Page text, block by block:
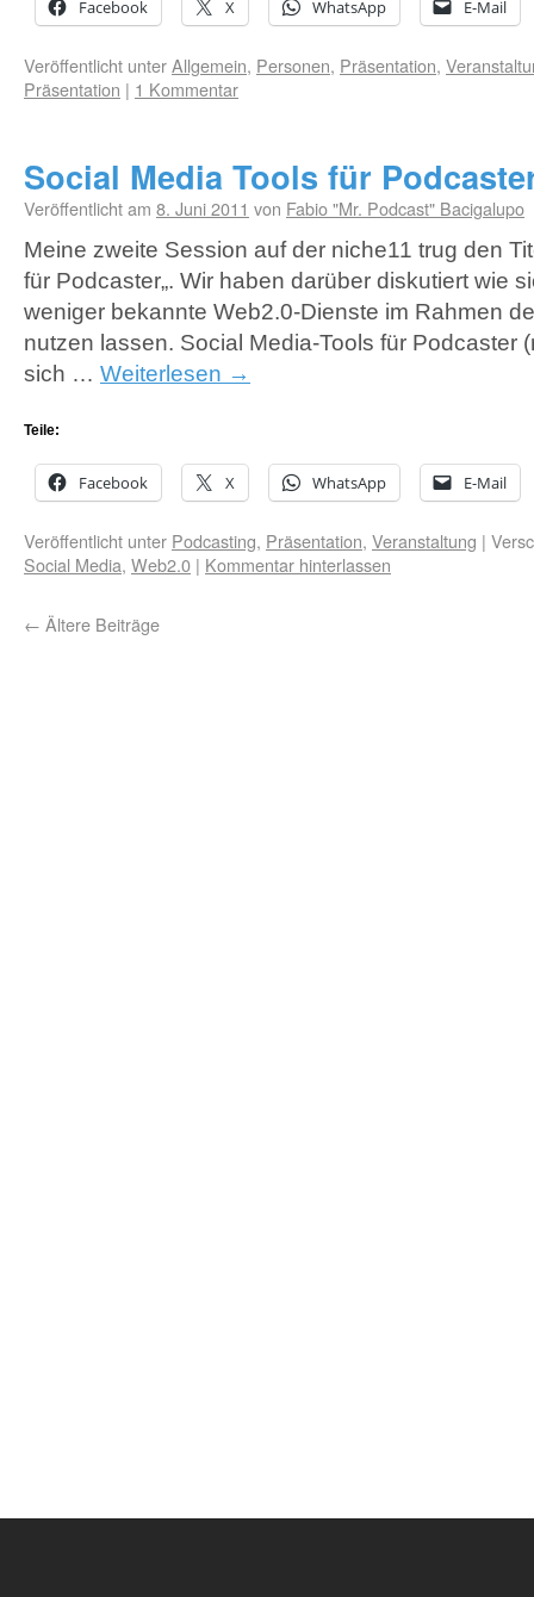
Facebook X WhatsApp E-Mail
Veröffentlicht unterAllgemein, Personen, Präsentation,
Präsentation | 1 Kommentar
Social Media Tools für
Veröffentlicht am 8. Juni 2011 von Fabio "Mr. Podcast" Bacigalupo
Meine zweite Session auf der niche11 trug den
für Podcaster„. Wir haben darüber diskutiert wie
weniger bekannte Web2.0-Dienste im Rahmen
nutzen lassen. Social Media-Tools für Podcaster
sich … Weiterlesen →
Teile:
Facebook X WhatsApp E-Mail
Veröffentlicht unter Podcasting, Präsentation, Veranstaltung |
Social Media, Web2.0 | Kommentar hinterlassen
← Ältere Beiträge